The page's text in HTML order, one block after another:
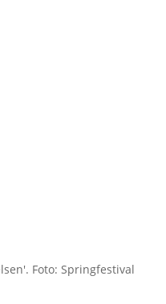
Foto: Springfestival